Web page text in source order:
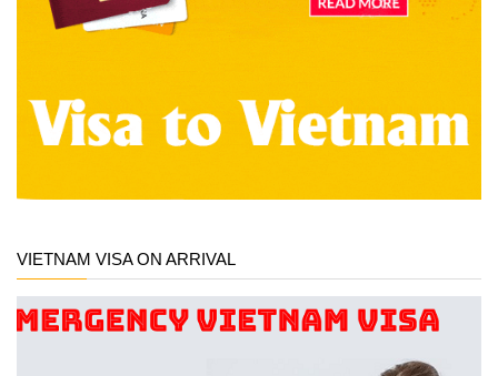
VIETNAM VISA ON ARRIVAL